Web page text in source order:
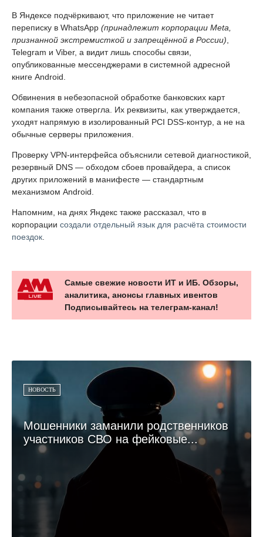
В Яндексе подчёркивают, что приложение не читает
переписку в WhatsApp (принадлежит корпорации Meta,
признанной экстремисткой и запрещённой в России)
Telegram и Viber, а видит лишь способы связи,
опубликованные мессенджерами в системной адресной
книге Android.
Обвинения в небезопасной обработке банковских карт
компания также отвергла. Их реквизиты, как утверждается,
уходят напрямую в изолированный PCI DSS-контур, а не на
обычные серверы приложения.
Проверку VPN-интерфейса объяснили сетевой диагностикой,
резервный DNS — обходом сбоев провайдера, а список
других приложений в манифесте — стандартным
механизмом Android.
Напомним, на днях Яндекс также рассказал, что в
корпорации создали отдельный язык для расчёта стоимости
поездок
Самые свежие новости ИТ и ИБ. Обзоры,
аналитика, анонсы главных ивентов
Подписывайтесь на телеграм-канал!
НОВОСТЬ
Мошенники заманили родственников
участников СВО на фейковые...